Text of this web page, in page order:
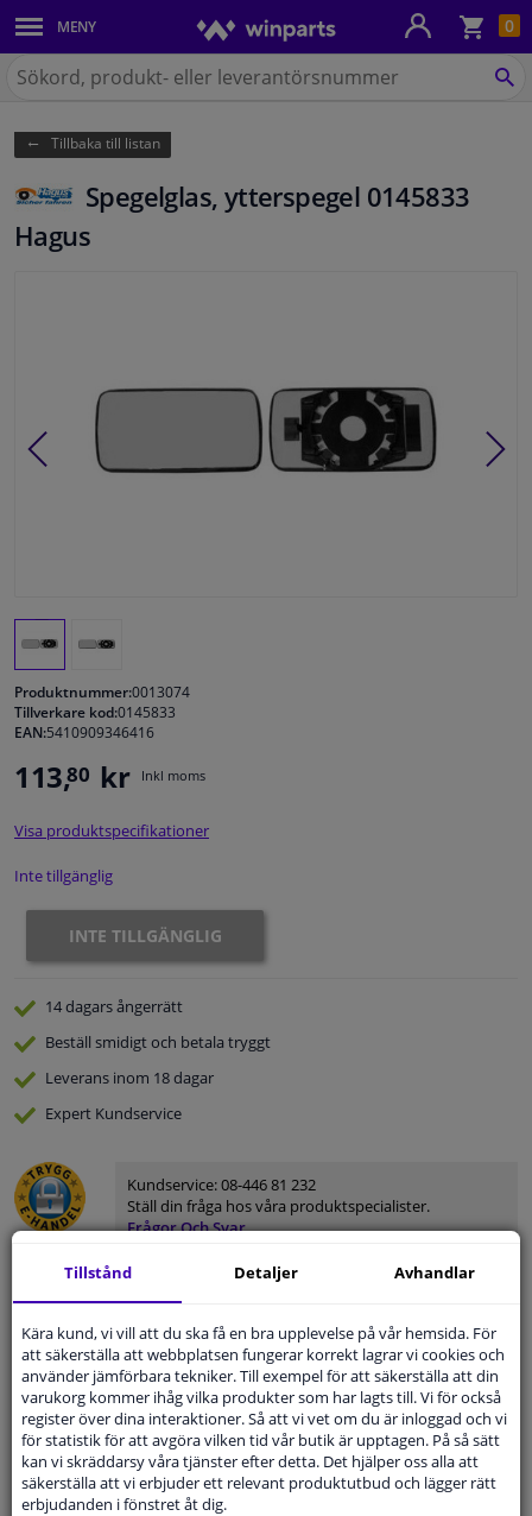
0
MENY
Karosseri
Belysning
Bromssystem
Avgassystem
Motordelar
Filter & Vätskor
Interiör & bilklädsel
Bilvård & Tillbehör
Verkstad & Verktyg
Husbil, motorcykel, cykel & båt
på
Tillbaka till listan
Spegelglas, ytterspegel 0145833
Hagus
Produktnummer:0013074
Tillverkare kod:0145833
EAN:5410909346416
113,80 kr Inkl moms
Visa produktspecifikationer
Inte tillgänglig
INTE TILLGÄNGLIG
14 dagarsångerrätt
Beställ smidigt och betala tryggt
Leverans inom 18 dagar
Expert Kundservice
Kundservice:08-446 81 232
Ställ din fråga hos våra produktspecialister.
Frågor Och Svar
Modellmatchande garanti, Hitta rätt bildelar.
Fyll i ditt registreringsnummerellerVälj din bil.
SÖK
Tillstånd Detaljer Avhandlar
Kära kund, vi vill att du ska få en bra upplevelse på vår hemsida. För
att säkerställa att webbplatsen fungerar korrekt lagrar vi cookies och
använder jämförbara tekniker. Till exempel för att säkerställa att din
varukorg kommer ihåg vilka produkter som har lagts till. Vi för också
register över dina interaktioner. Så att vi vet om du är inloggad och vi
för statistik för att avgöra vilken tid vår butik är upptagen. På så sätt
kan vi skräddarsy våra tjänster efter detta. Det hjälper oss alla att
säkerställa att vi erbjuder ett relevant produktutbud och lägger rätt
erbjudanden i fönstret åt dig.